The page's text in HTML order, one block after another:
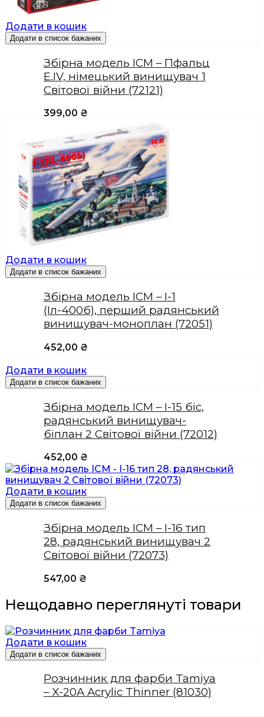
Додати в кошик
Додати в список бажаних
Збірна модель ICM – Пфальц
Е.IV, німецький винищувач 1
Світової війни (72121)
399,00 ₴
Додати в кошик
Додати в список бажаних
Збірна модель ICM – І-1
(Іл-400б), перший радянський
винищувач-моноплан (72051)
452,00 ₴
Додати в кошик
Додати в список бажаних
Збірна модель ICM – І-15 біс,
радянський винищувач-
біплан 2 Світової війни (72012)
452,00 ₴
Додати в кошик
Додати в список бажаних
Збірна модель ICM – І-16 тип
28, радянський винищувач 2
Світової війни (72073)
547,00 ₴
Нещодавно переглянуті товари
Додати в кошик
Додати в список бажаних
Розчинник для фарби Tamiya
– X-20A Acrylic Thinner (81030)